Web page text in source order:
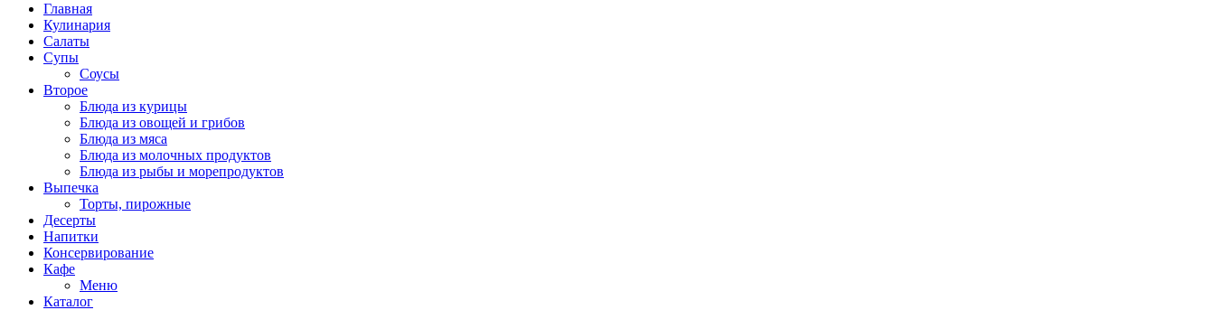
Главная
Кулинария
Салаты
Супы
Соусы
Второе
Блюда из курицы
Блюда из овощей и грибов
Блюда из мяса
Блюда из молочных продуктов
Блюда из рыбы и морепродуктов
Выпечка
Торты, пирожные
Десерты
Напитки
Консервирование
Кафе
Меню
Каталог